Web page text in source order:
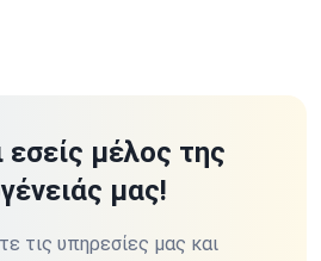
εσείς μέλος της
μας!
τις υπηρεσίες μας και